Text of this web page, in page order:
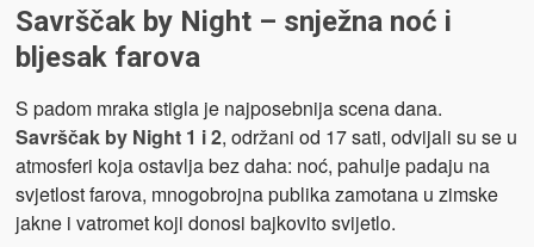
Savrščak by Night – snježna noć i
bljesak farova
S padom mraka stigla je najposebnija scena dana.
Savrščak by Night 1 i 2, održani od 17 sati, odvijali su se u
atmosferi koja ostavlja bez daha: noć, pahulje padaju na
svjetlost farova, mnogobrojna publika zamotana u zimske
jakne i vatromet koji donosi bajkovito svijetlo.